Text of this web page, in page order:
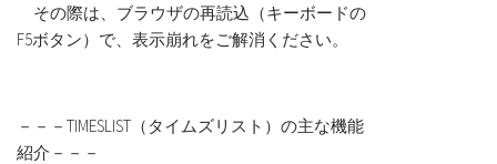
その際は、ブラウザの再読込（キーボードの
F5ボタン）で、表示崩れをご解消ください。
－－－TIMESLIST（タイムズリスト）の主な機能
紹介－－－